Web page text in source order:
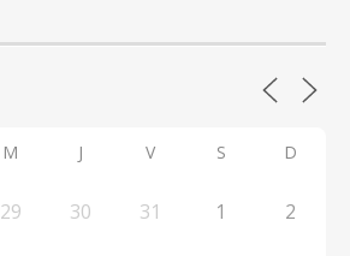
M J V S D
29 30 31 1 2